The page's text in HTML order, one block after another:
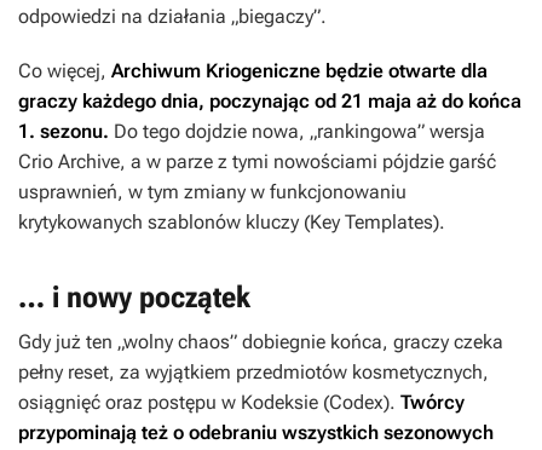
odpowiedzi na działania „biegaczy”.
Co więcej, Archiwum Kriogeniczne będzie otwarte dla
graczy każdego dnia, poczynając od 21 maja aż do końca
1. sezonu. Do tego dojdzie nowa, „rankingowa” wersja
Crio Archive, a w parze z tymi nowościami pójdzie garść
usprawnień, w tym zmiany w funkcjonowaniu
krytykowanych szablonów kluczy (Key Templates).
… i nowy początek
Gdy już ten „wolny chaos” dobiegnie końca, graczy czeka
pełny reset, za wyjątkiem przedmiotów kosmetycznych,
osiągnięć oraz postępu w Kodeksie (Codex). Twórcy
przypominają też o odebraniu wszystkich sezonowych